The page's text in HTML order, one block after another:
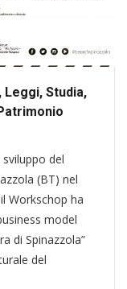
Studia,
sviluppo del
(BT) nel
Workschop ha
model
di Spinazzola”
del